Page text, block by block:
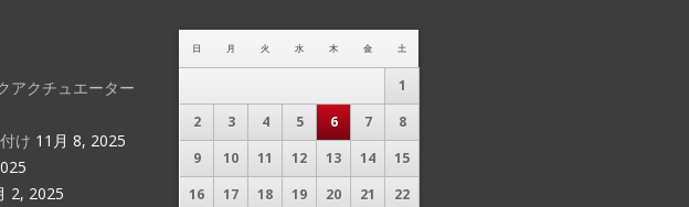
アクチュエーター
け 11月 8, 2025
2, 2025
日 月 火 水 木 金 土
1
2
3 4 5 6 7
8
9
10 11 12 13 14
15
16
17 18 19 20 21
22